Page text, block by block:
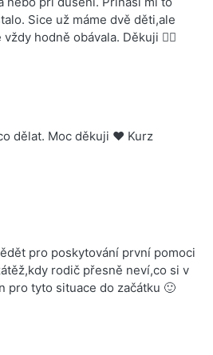
Sice už máme dvě děti,ale
hodně obávala. Děkuji 👍🏻
dělat. Moc děkuji ❤️ Kurz
pro poskytování první pomoci
rodič přesně neví,co si v
pro tyto situace do začátku 🙂